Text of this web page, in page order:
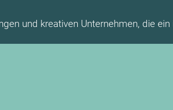
und kreativen Unternehmen, die